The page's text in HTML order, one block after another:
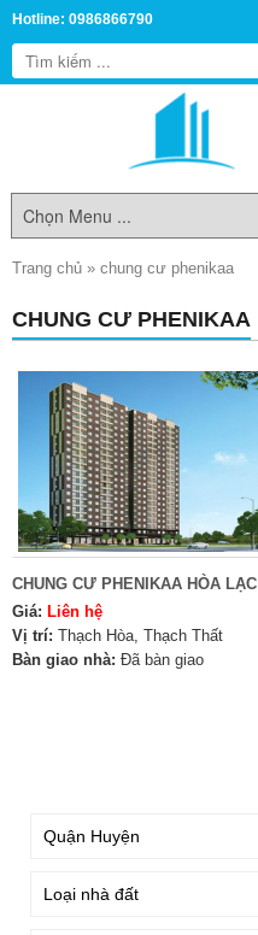
Hotline: 0986866790
Trang chủ » chung cư phenikaa
CHUNG CƯ PHENIKAA
CHUNG CƯ PHENIKAA HÒA LẠC
Giá: Liên hệ
Vị trí: Thạch Hòa, Thạch Thất
Bàn giao nhà: Đã bàn giao